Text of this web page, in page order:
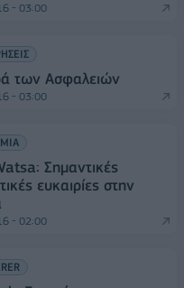
- 03:00
των Ασφαλειών
- 03:00
Σημαντικές
ευκαιρίες στην
- 02:00